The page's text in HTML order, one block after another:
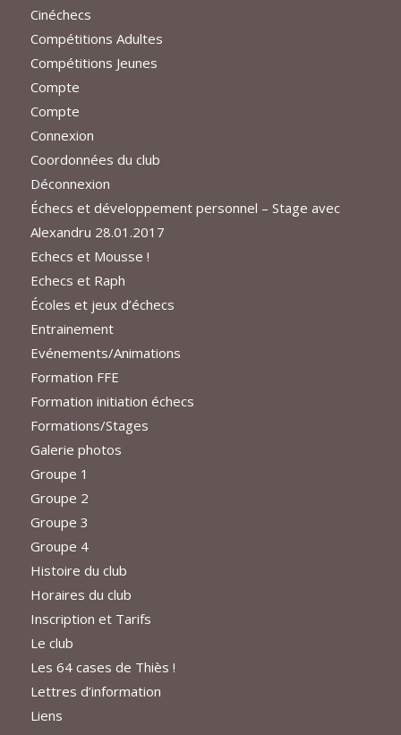
Cinéchecs
Compétitions Adultes
Compétitions Jeunes
Compte
Compte
Connexion
Coordonnées du club
Déconnexion
Échecs et développement personnel – Stage avec
Alexandru 28.01.2017
Echecs et Mousse !
Echecs et Raph
Écoles et jeux d’échecs
Entrainement
Evénements/Animations
Formation FFE
Formation initiation échecs
Formations/Stages
Galerie photos
Groupe 1
Groupe 2
Groupe 3
Groupe 4
Histoire du club
Horaires du club
Inscription et Tarifs
Le club
Les 64 cases de Thiès !
Lettres d’information
Liens